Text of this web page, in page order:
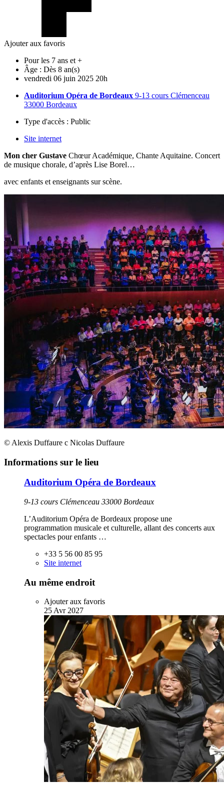
Ajouter aux favoris
Pour les 7 ans et +
Âge : Dès 8 an(s)
vendredi 06 juin 2025 20h
Auditorium Opéra de Bordeaux 9-13 cours Clémenceau
33000 Bordeaux
Type d'accès : Public
Site internet
Mon cher Gustave Chœur Académique, Chante Aquitaine. Concert
de musique chorale, d’après Lise Borel…
avec enfants et enseignants sur scène.
© Alexis Duffaure c Nicolas Duffaure
Informations sur le lieu
Auditorium Opéra de Bordeaux
9-13 cours Clémenceau 33000 Bordeaux
L’Auditorium Opéra de Bordeaux propose une
programmation musicale et culturelle, allant des concerts aux
spectacles pour enfants …
+33 5 56 00 85 95
Site internet
Au même endroit
Ajouter aux favoris
25Avr 2027